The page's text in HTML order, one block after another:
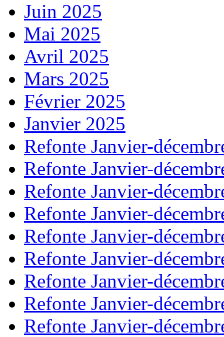
Juin 2025
Mai 2025
Avril 2025
Mars 2025
Février 2025
Janvier 2025
Refonte Janvier-
Refonte Janvier-
Refonte Janvier-
Refonte Janvier-
Refonte Janvier-
Refonte Janvier-
Refonte Janvier-
Refonte Janvier-
Refonte Janvier-